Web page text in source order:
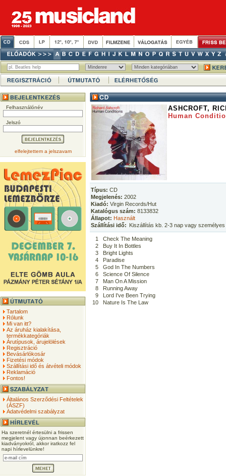
Felhasználónév
Jelszó
elfelejtettem a jelszavam
Tartalom
Rólunk
Mi van itt?
Az áruház kialakítása,
termékkategóriák
Árutípusok, árujelölések
Regisztráció
Bevásárlókosár
Fizetési módok
Szállítási idő és átvételi módok
Reklamáció
Fontos!
Általános Szerződési Feltételek
(ÁSZF)
Adatvédelmi szabályzat
Ha szeretnél értesülni a frissen
megjelent vagy újonnan beérkezett
kiadványokról, akkor iratkozz fel
napi hírlevelünkre!
ASHCROFT,
Human
Típus: CD
Megjelenés: 2002
Kiadó: Virgin Records/Hut
Katalógus szám: 8133832
Állapot: Használt
Szállítási idő: Kiszállítás kb. 2-3 nap vagy
1
Check The Meaning
2
Buy It In Bottles
3
Bright Lights
4
Paradise
5
God In The Numbers
6
Science Of Silence
7
Man On A Mission
8
Running Away
9
Lord I've Been Trying
10
Nature Is The Law